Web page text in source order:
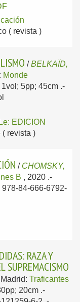
( revista )
/BELKAÏD,
Monde
1vol; 5pp; 45cm .-
EDICION
( revista )
/ CHOMSKY,
B , 2020 .-
84-666-6792-
RAZA Y
SUPREMACISMO
Madrid: Traficantes
20cm .-